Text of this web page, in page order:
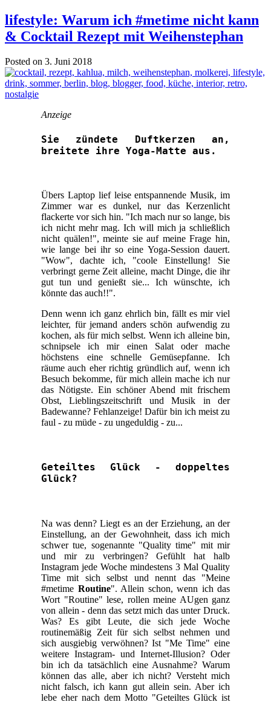
lifestyle: Warum ich #metime nicht kann
& Cocktail Rezept mit Weihenstephan
Posted on 3. Juni 2018
Anzeige
Sie zündete Duftkerzen an,
breitete ihre Yoga-Matte aus.
Übers Laptop lief leise entspannende Musik, im
Zimmer war es dunkel, nur das Kerzenlicht
flackerte vor sich hin. "Ich mach nur so lange, bis
ich nicht mehr mag. Ich will mich ja schließlich
nicht quälen!", meinte sie auf meine Frage hin,
wie lange bei ihr so eine Yoga-Session dauert.
"Wow", dachte ich, "coole Einstellung! Sie
verbringt gerne Zeit alleine, macht Dinge, die ihr
gut tun und genießt sie... Ich wünschte, ich
könnte das auch!!".
Denn wenn ich ganz ehrlich bin, fällt es mir viel
leichter, für jemand anders schön aufwendig zu
kochen, als für mich selbst. Wenn ich alleine bin,
schnipsele ich mir einen Salat oder mache
höchstens eine schnelle Gemüsepfanne. Ich
räume auch eher richtig gründlich auf, wenn ich
Besuch bekomme, für mich allein mache ich nur
das Nötigste. Ein schöner Abend mit frischem
Obst, Lieblingszeitschrift und Musik in der
Badewanne? Fehlanzeige! Dafür bin ich meist zu
faul - zu müde - zu ungeduldig - zu...
Geteiltes Glück - doppeltes
Glück?
Na was denn? Liegt es an der Erziehung, an der
Einstellung, an der Gewohnheit, dass ich mich
schwer tue, sogenannte "Quality time" mit mir
und mir zu verbringen? Gefühlt hat halb
Instagram jede Woche mindestens 3 Mal Quality
Time mit sich selbst und nennt das "Meine
#metime Routine". Allein schon, wenn ich das
Wort "Routine" lese, rollen meine AUgen ganz
von allein - denn das setzt mich das unter Druck.
Was? Es gibt Leute, die sich jede Woche
routinemäßig Zeit für sich selbst nehmen und
sich ausgiebig verwöhnen? Ist "Me Time" eine
weitere Instagram- und Internet-Illusion? Oder
bin ich da tatsächlich eine Ausnahme? Warum
können das alle, aber ich nicht? Versteht mich
nicht falsch, ich kann gut allein sein. Aber ich
lebe eher nach dem Motto "Geteiltes Glück ist